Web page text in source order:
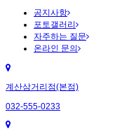
공지사항
포토갤러리
자주하는 질문
온라인 문의
계산삼거리점(본점)
032-555-0233